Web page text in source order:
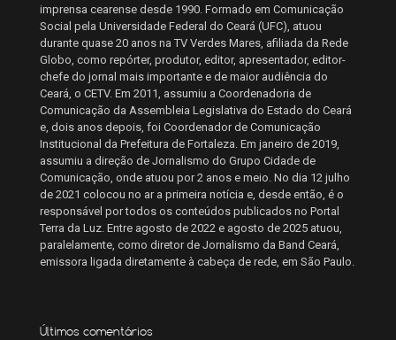
imprensa cearense desde 1990. Formado em Comunicação
Social pela Universidade Federal do Ceará (UFC), atuou
durante quase 20 anos na TV Verdes Mares, afiliada da Rede
Globo, como repórter, produtor, editor, apresentador, editor-
chefe do jornal mais importante e de maior audiência do
Ceará, o CETV. Em 2011, assumiu a Coordenadoria de
Comunicação da Assembleia Legislativa do Estado do Ceará
e, dois anos depois, foi Coordenador de Comunicação
Institucional da Prefeitura de Fortaleza. Em janeiro de 2019,
assumiu a direção de Jornalismo do Grupo Cidade de
Comunicação, onde atuou por 2 anos e meio. No dia 12 julho
de 2021 colocou no ar a primeira notícia e, desde então, é o
responsável por todos os conteúdos publicados no Portal
Terra da Luz. Entre agosto de 2022 e agosto de 2025 atuou,
paralelamente, como diretor de Jornalismo da Band Ceará,
emissora ligada diretamente à cabeça de rede, em São Paulo.
Últimos comentários